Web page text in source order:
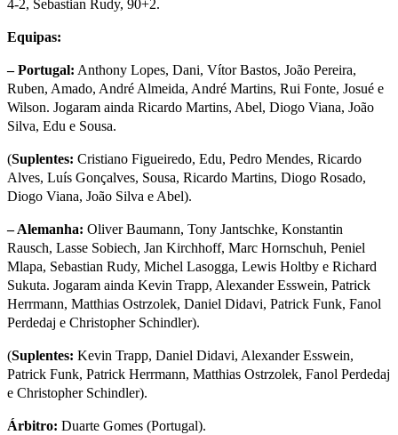
4-2, Sebastian Rudy, 90+2.
Equipas:
– Portugal: Anthony Lopes, Dani, Vítor Bastos, João Pereira,
Ruben, Amado, André Almeida, André Martins, Rui Fonte, Josué e
Wilson. Jogaram ainda Ricardo Martins, Abel, Diogo Viana, João
Silva, Edu e Sousa.
(Suplentes: Cristiano Figueiredo, Edu, Pedro Mendes, Ricardo
Alves, Luís Gonçalves, Sousa, Ricardo Martins, Diogo Rosado,
Diogo Viana, João Silva e Abel).
– Alemanha: Oliver Baumann, Tony Jantschke, Konstantin
Rausch, Lasse Sobiech, Jan Kirchhoff, Marc Hornschuh, Peniel
Mlapa, Sebastian Rudy, Michel Lasogga, Lewis Holtby e Richard
Sukuta. Jogaram ainda Kevin Trapp, Alexander Esswein, Patrick
Herrmann, Matthias Ostrzolek, Daniel Didavi, Patrick Funk, Fanol
Perdedaj e Christopher Schindler).
(Suplentes: Kevin Trapp, Daniel Didavi, Alexander Esswein,
Patrick Funk, Patrick Herrmann, Matthias Ostrzolek, Fanol Perdedaj
e Christopher Schindler).
Árbitro: Duarte Gomes (Portugal).